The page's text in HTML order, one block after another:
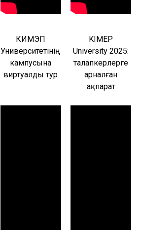
КИМЭП
Университетінің
кампусына
виртуалды тур
KIMEP
University 2025:
талапкерлерге
арналған
ақпарат